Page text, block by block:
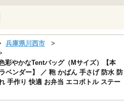
兵庫県川西市
彩やかなTentバッグ（Mサイズ）【本
ベンダー】 ／ 鞄 かばん 手さげ 防水 防
手作り 快適 お弁当 エコボトル ステー